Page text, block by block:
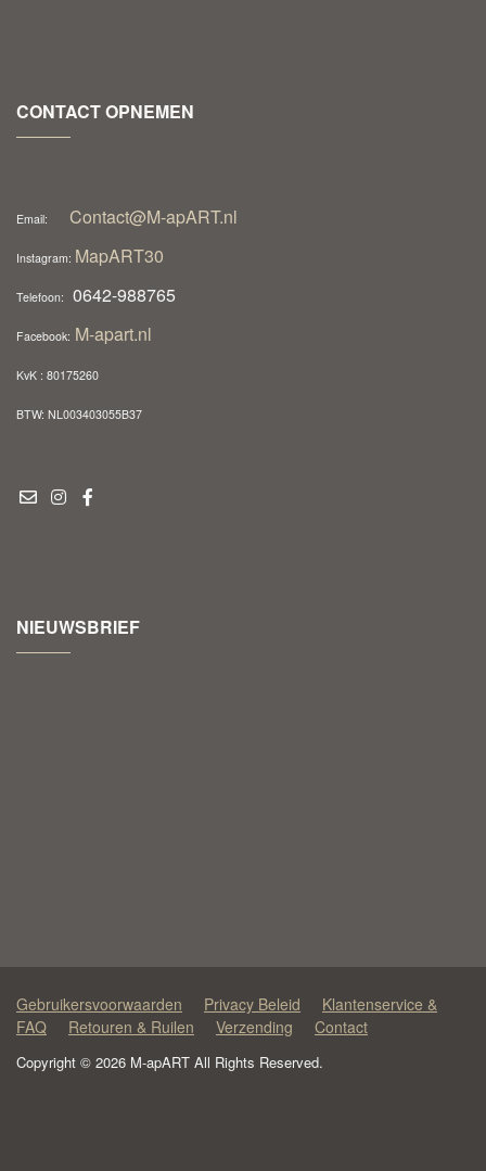
CONTACT OPNEMEN
Email: Contact@M-apART.nl
Instagram: MapART30
Telefoon: 0642-988765
Facebook: M-apart.nl
KvK : 80175260
BTW: NL003403055B37
NIEUWSBRIEF
Gebruikersvoorwaarden Privacy Beleid
Klantenservice &
FAQ
Retouren & Ruilen Verzending Contact
Copyright © 2026 M-apART All Rights Reserved.